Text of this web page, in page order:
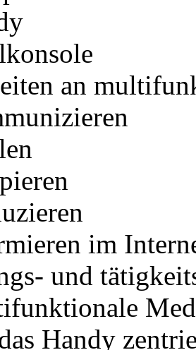
an
im
und
Handy